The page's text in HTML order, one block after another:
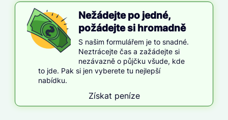
Nežádejte po jedné,
požádejte si hromadně
S našim formulářem je to snadné.
Neztrácejte čas a zažádejte si
nezávazně o půjčku všude, kde
to jde. Pak si jen vyberete tu nejlepší
nabídku.
Získat peníze